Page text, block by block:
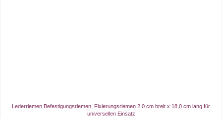
Lederriemen Befestigungsriemen, Fixierungsriemen 2,0 cm breit x 18,0 cm lang für
universellen Einsatz